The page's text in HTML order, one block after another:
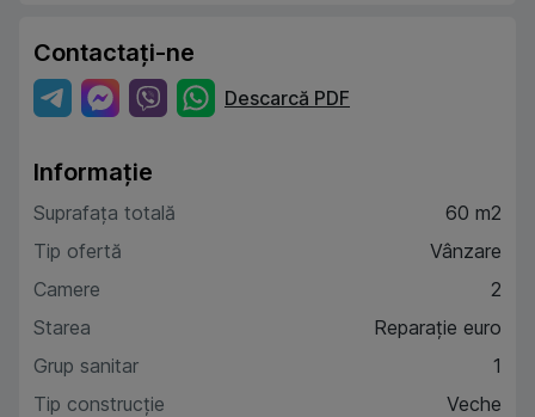
Contactați-ne
Descarcă PDF
Informație
Suprafața totală
60 m2
Tip ofertă
Vânzare
Camere
2
Starea
Reparație euro
Grup sanitar
1
Tip construcție
Veche